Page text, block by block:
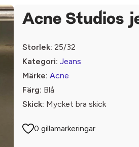
Acne Studios
Storlek: 25/32
Kategori: Jeans
Märke: Acne
Färg: Blå
Skick: Mycket bra skick
0 gillamarkeringar